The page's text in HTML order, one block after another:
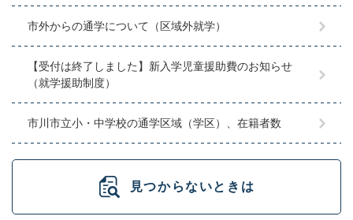
市外からの通学について（区域外就学）
【受付は終了しました】新入学児童援助費のお知らせ
（就学援助制度）
市川市立小・中学校の通学区域（学区）、在籍者数
見つからないときは